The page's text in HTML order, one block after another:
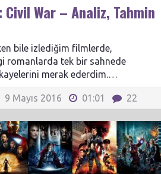
War – Analiz, Tahmin
bile izlediğim filmlerde,
romanlarda tek bir sahnede
merak ederdim.…
9 Mayıs 2016 01:01 22